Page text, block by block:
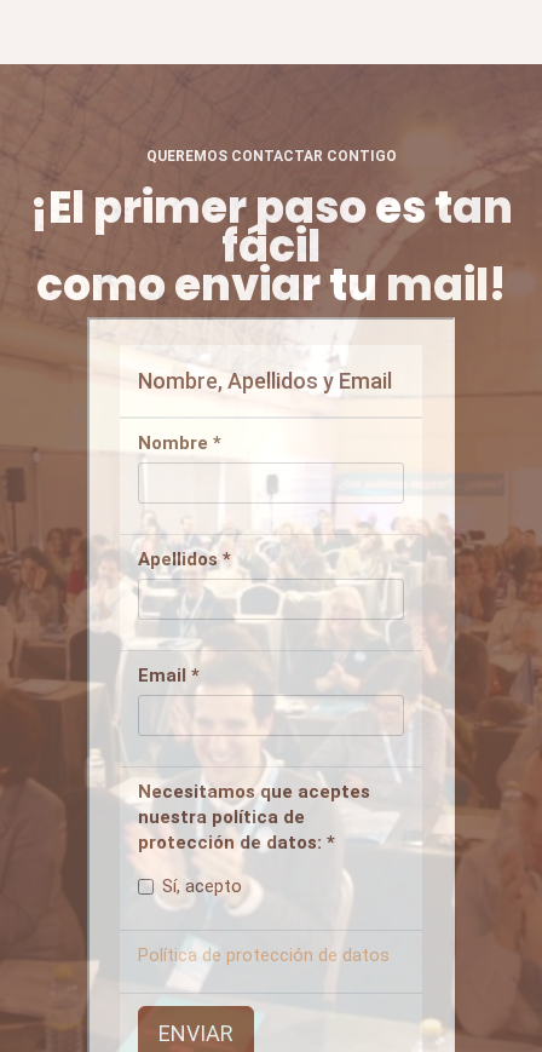
QUEREMOS CONTACTAR CONTIGO
¡El primer paso es tan
fácil
como enviar tu mail!